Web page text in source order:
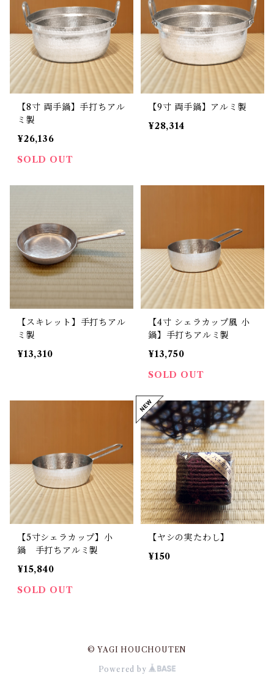
【8寸 両手鍋】手打ちアル
ミ製
¥26,136
SOLD OUT
【9寸 両手鍋】アルミ製
¥28,314
【スキレット】手打ちアル
ミ製
¥13,310
【4寸 シェラカップ風 小
鍋】手打ちアルミ製
¥13,750
SOLD OUT
【5寸シェラカップ】小
鍋 手打ちアルミ製
¥15,840
SOLD OUT
【ヤシの実たわし】
¥150
© YAGI HOUCHOUTEN
Powered by